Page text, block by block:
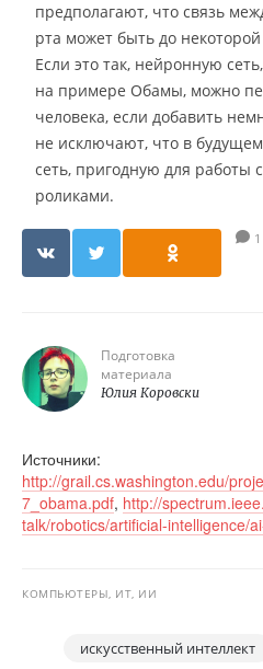
предполагают, что связь
рта может быть до
Если это так, нейронную
на примере Обамы, можно
человека, если добавить
не исключают, что в
сеть, пригодную для
роликами.
1
Подготовка
материала
Юлия Коровски
Источники:
http://grail.cs.washington.edu/
7_obama.pdf, http://
talk/robotics/artificial-intelligence/
КОМПЬЮТЕРЫ, ИТ, ИИ
искусственный интеллект